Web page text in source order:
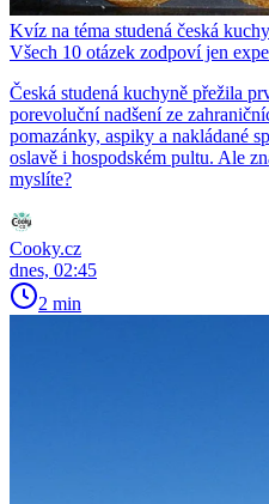
Kvíz na téma studená česká
Všech 10 otázek zodpoví jen
Česká studená kuchyně přežila
porevoluční nadšení ze
pomazánky, aspiky a nakládané
oslavě i hospodském pultu. Ale
myslíte?
Cooky.cz
dnes, 02:45
2 min